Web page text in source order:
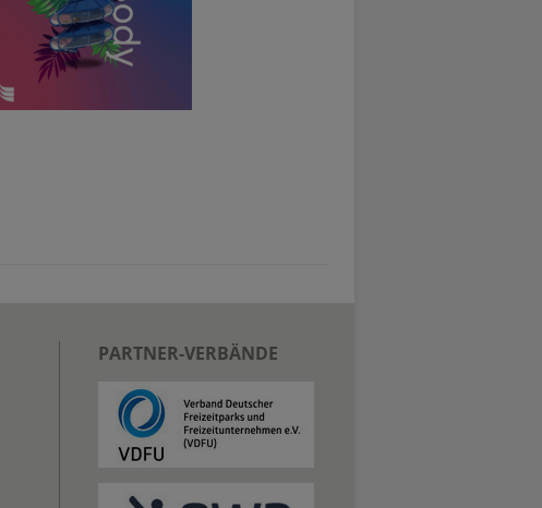
PARTNER-VERBÄNDE